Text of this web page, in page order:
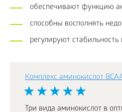
обеспечивают функцию
способны восполнять
регулируют
Комплекс аминокислот
Три вида аминокислот в